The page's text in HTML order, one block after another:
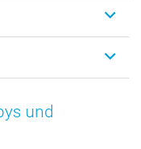
und